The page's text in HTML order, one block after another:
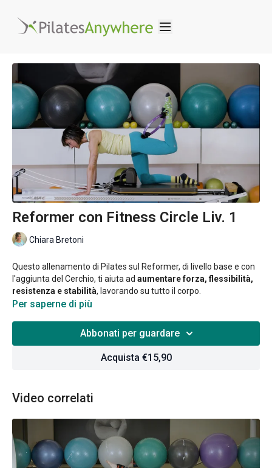
Reformer con Fitness Circle Liv. 1
Chiara Bretoni
Questo allenamento di Pilates sul Reformer, di livello base e con
l'aggiunta del Cerchio, ti aiuta ad aumentare forza, flessibilità,
resistenza e stabilità, lavorando su tutto il corpo.
Per saperne di più
Abbonati per guardare
Acquista €15,90
Video correlati